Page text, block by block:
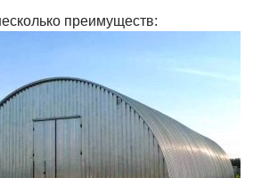
преимуществ: